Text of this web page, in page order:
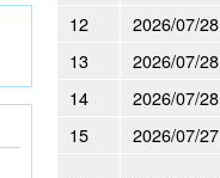
12
2026/07/28
13
2026/07/28
14
2026/07/28
15
2026/07/27